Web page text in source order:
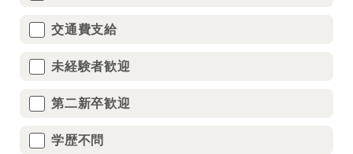
交通費支給
未経験者歓迎
第二新卒歓迎
学歴不問